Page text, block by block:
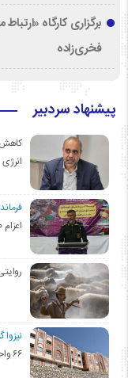
برگزاری کارگاه
فخری‌زاده
پیشنهاد سردبیر
انرژی
اعزام ۱۰۰۰ مهدیشهری به تشییع رهبر شهید
۶۶ واحد آماده تحویل در پروژه۱۳۸ واحدی مهدیشهر